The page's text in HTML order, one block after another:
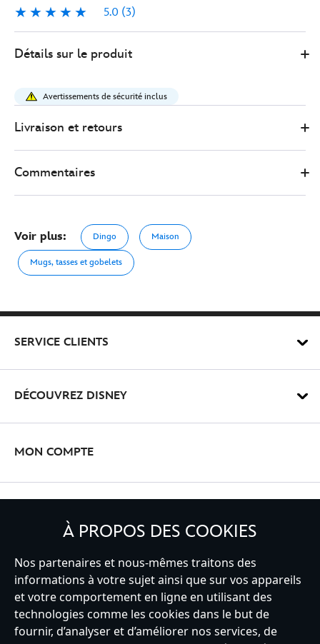
5.0 (3)
5.0
3
16.00
dingo-
max-
Détails sur le produit
Avertissements de sécurité inclus
Livraison et retours
Commentaires
Voir plus: Dingo Maison
Mugs, tasses et gobelets
SERVICE CLIENTS
DÉCOUVREZ DISNEY
MON COMPTE
France
À PROPOS DES COOKIES
Nos partenaires et nous-mêmes traitons des
informations à votre sujet ainsi que sur vos appareils
et votre comportement en ligne en utilisant des
technologies comme les cookies dans le but de
fournir, d’analyser et d’améliorer nos services, de